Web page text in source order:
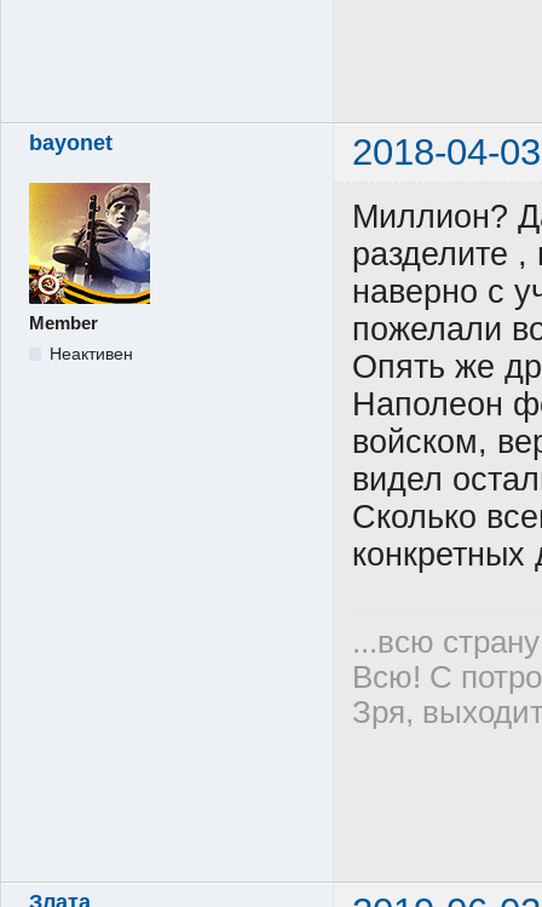
bayonet 2018-04-
Member
Неактивен
Миллион?
разделите
наверно с
пожелали
Опять же
Наполеон
войском,
видел
Сколько
...всю
Всю! С
Зря,